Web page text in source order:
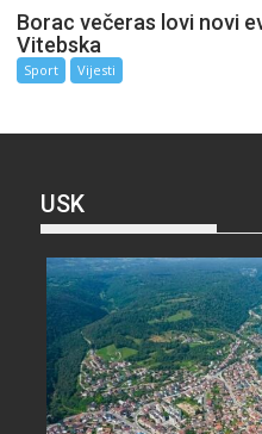
Borac večeras lovi novi
Vitebska
Sport Vijesti
USK